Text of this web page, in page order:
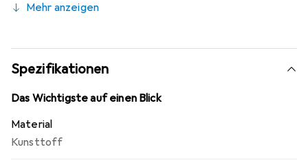
Automatikuhren.
Mehr anzeigen
Spezifikationen
Das Wichtigste auf einen Blick
Material
Kunsttoff